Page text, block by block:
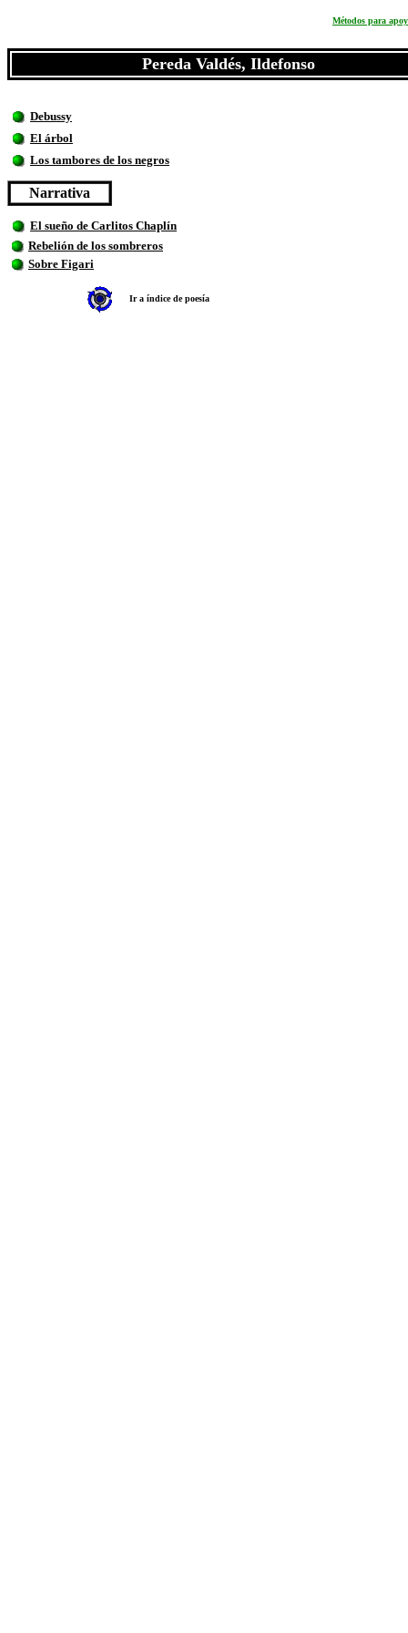
Métodos para
Pereda Valdés, Ildefonso
Debussy
El árbol
Los tambores de los negros
Narrativa
El sueño de Carlitos Chaplín
Rebelión de los sombreros
Sobre Figari
Ir a índice de poesía